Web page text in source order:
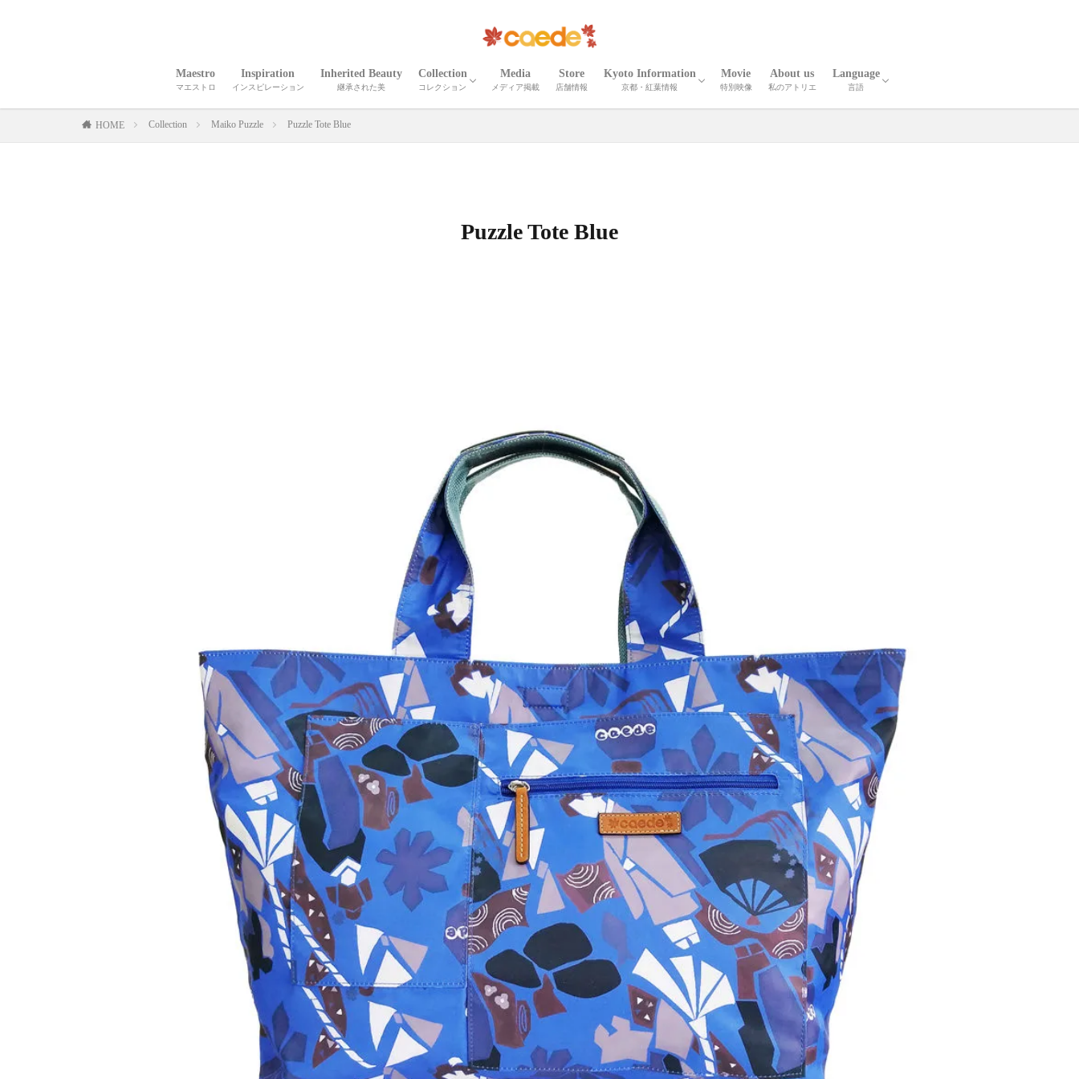
Maestro
マエストロ
Inspiration
インスピレーション
Inherited Beauty
継承された美
Collection
コレクション
CORTEO
ETNA
Madeira
Iris
Palma
Shrink Madeira
Shrink Cube
Cardona
ELLISSE
Shrink Zima
Zima
Recicli ZIMA
Zima leather goods
Prima Bolta
CORTEO MICHELA
Numero
Serena
Wrinkle Serena
Cerberus３
Wrinkle CERBERUS 3
Camouflage Cerberus 3
Adria Misto Cerberus 3
Twill Nylon Misto Cerberus 3
Stella Misto Cerberus
Stella Misto Ruck
Stella Misto Flap
Misto
Miranda
Miranda Ruck
Stella Reversible
Stella Ruck
Maiko Puzzle
Milano Canvas
OTHER
Media
メディア掲載
Store
店舗情報
Kyoto Information
京都・紅葉情報
京都の紅葉
京都・春夏秋冬
京都の名刹・観光情報
京都の伝統工芸・職人技
Movie
特別映像
About us
私のアトリエ
Language
言語
英語
中国語
HOME Collection Maiko Puzzle Puzzle Tote Blue
Puzzle Tote Blue